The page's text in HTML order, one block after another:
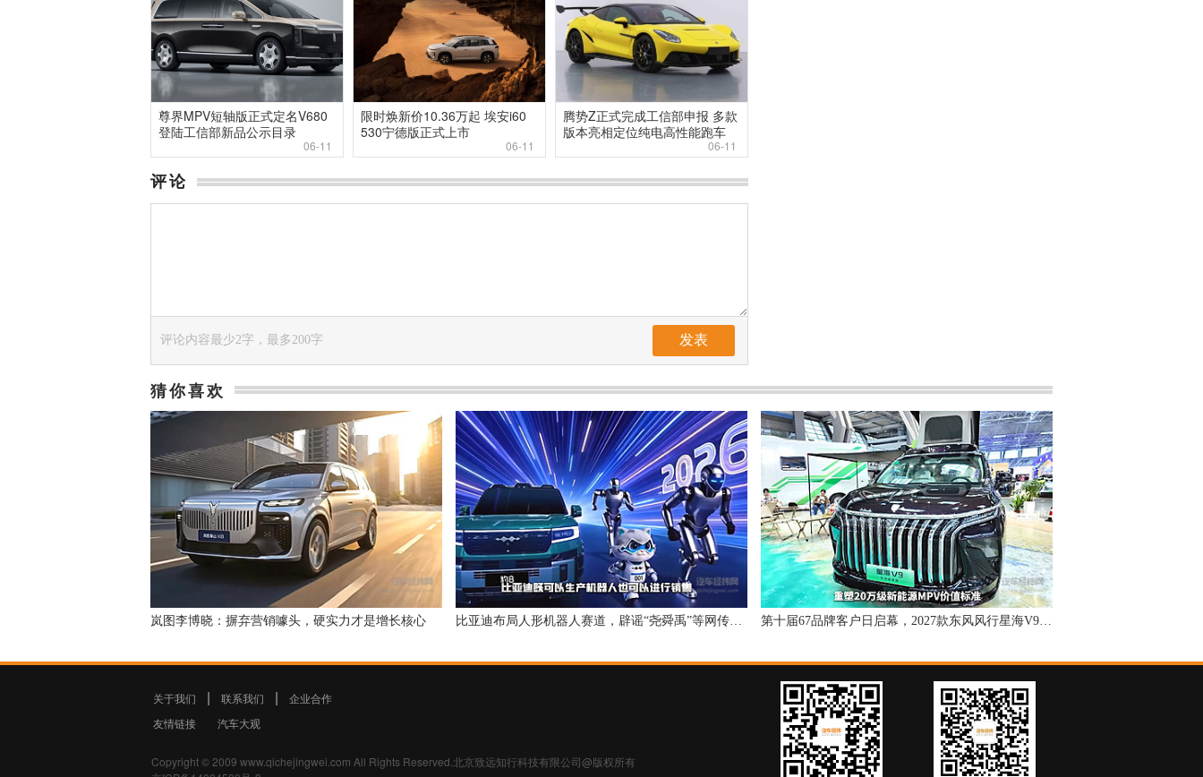
尊界MPV短轴版正式定名V680
登陆工信部新品公示目录
06-11
限时焕新价10.36万起 埃安i60
530宁德版正式上市
06-11
腾势Z正式完成工信部申报 多款
版本亮相定位纯电高性能跑车
06-11
评论
评论内容最少2字，最多200字 发表
猜你喜欢
岚图李博晓：摒弃营销噱头，硬实力才是增长核心 比亚迪布局人形机器人赛道，辟谣“尧舜禹”等网传细节 第十届67品牌客户日启幕，2027款东风风行星海V9正式上市！
关于我们 联系我们
企业合作
友情链接
汽车大观
Copyright © 2009 www.qichejingwei.com All Rights Reserved.北京致远知行科技有限公司@版权所有